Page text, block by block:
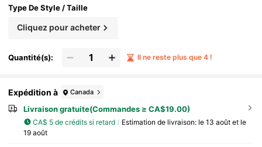
Type De Style / Taille
Cliquez pour acheter
Quantité(s): Il ne reste plus que 4 !
Expédition à Canada
Livraison gratuite(Commandes ≥ CA$19.00)
CA$ 5 de crédits si retard Estimation de livraison: le 13 août et le
19 août